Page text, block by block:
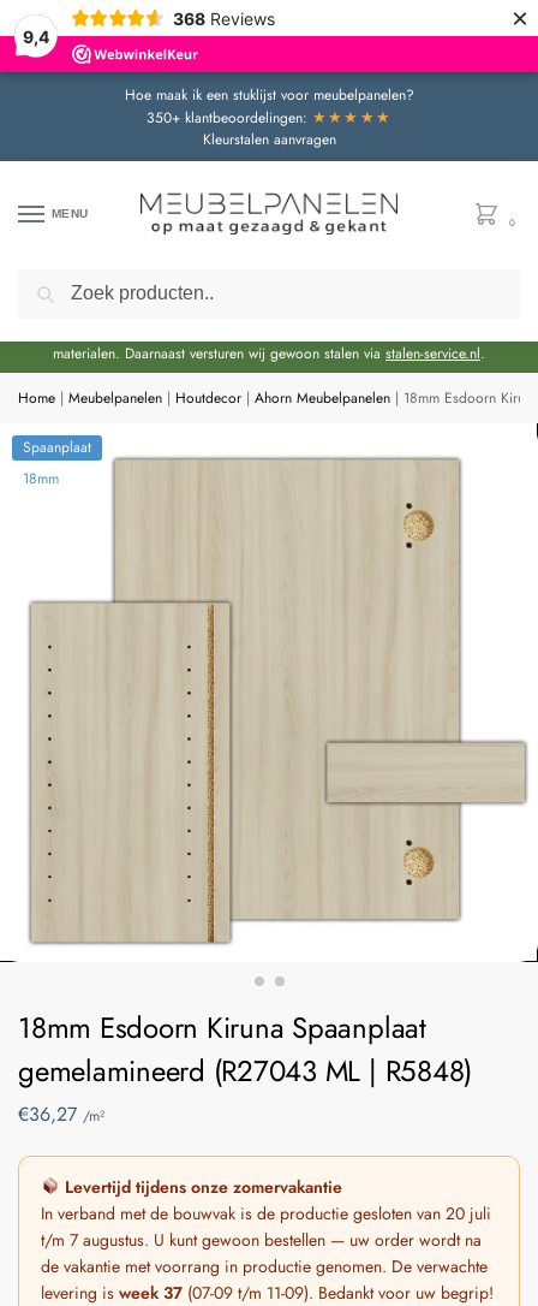
9,4
368 Reviews ×
Hoe maak ik een stuklijst voor meubelpanelen?
350+ klantbeoordelingen: ★★★★★
Kleurstalen aanvragen
MENU
0
Door de bouwvakperiode geldt momenteel een extra levertijd van circa 3 weken
materialen. Daarnaast versturen wij gewoon stalen via stalen-service.nl.
Home | Meubelpanelen | Houtdecor | Ahorn Meubelpanelen | 18mm Esdoorn
Spaanplaat
18mm
18mm Esdoorn Kiruna Spaanplaat
gemelamineerd (R27043 ML | R5848)
€36,27 /m²
Levertijd tijdens onze zomervakantie
In verband met de bouwvak is de productie gesloten van 20 juli
t/m 7 augustus. U kunt gewoon bestellen — uw order wordt na
de vakantie met voorrang in productie genomen. De verwachte
levering is week 37 (07-09 t/m 11-09). Bedankt voor uw begrip!